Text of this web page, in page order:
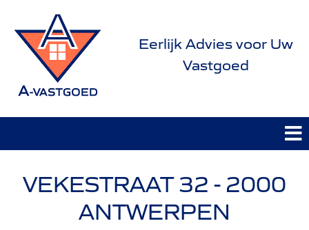
Eerlijk Advies voor Uw
Vastgoed
VEKESTRAAT 32 - 2000
ANTWERPEN